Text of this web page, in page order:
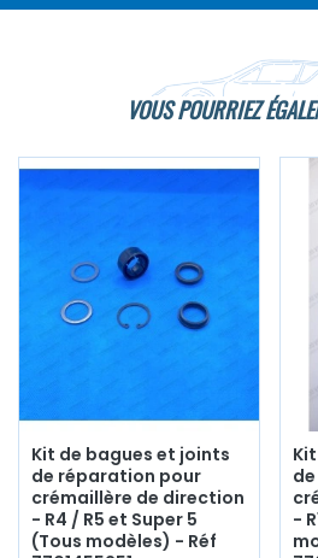
VOUS POURRIEZ
Kit de bagues et joints
de réparation pour
crémaillère de direction
- R4 / R5 et Super 5
(Tous modèles) - Réf
-